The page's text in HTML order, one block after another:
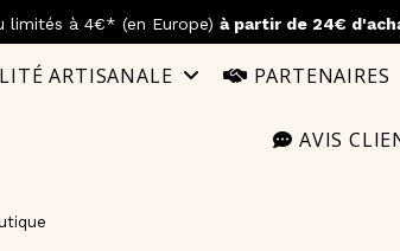
limités à 4€* (en Europe) à partir de 24€
ARTISANALE PARTENAIRES
AVIS